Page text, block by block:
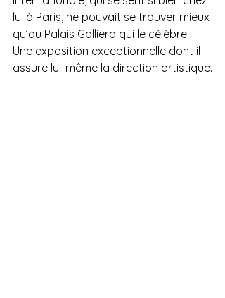
lui à Paris, ne pouvait se trouver mieux
qu’au Palais Galliera qui le célèbre.
Une exposition exceptionnelle dont il
assure lui-même la direction artistique.